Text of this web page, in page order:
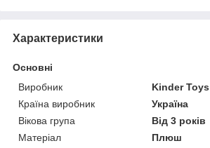
Характеристики
Основні
Виробник
Kinder Toys
Країна виробник
Україна
Вікова група
Від 3 років
Матеріал
Плюш